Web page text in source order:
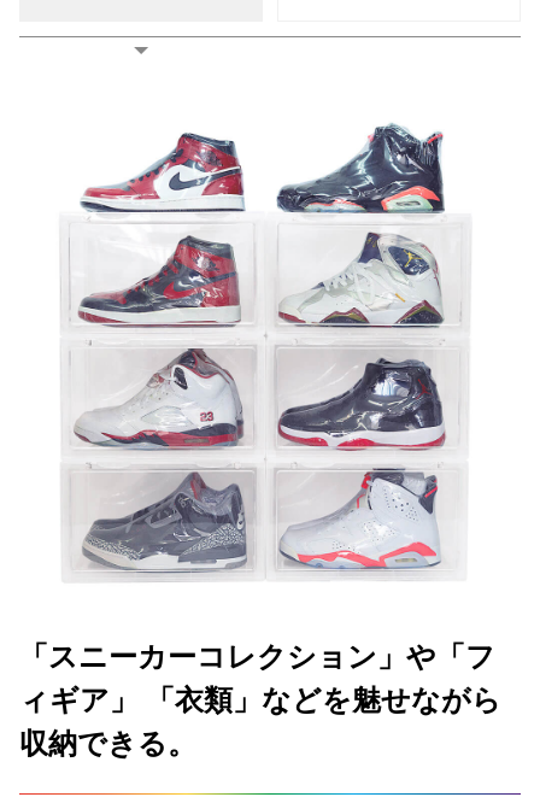
「スニーカーコレクション」や「フ
ィギア」 「衣類」などを魅せながら
収納できる。